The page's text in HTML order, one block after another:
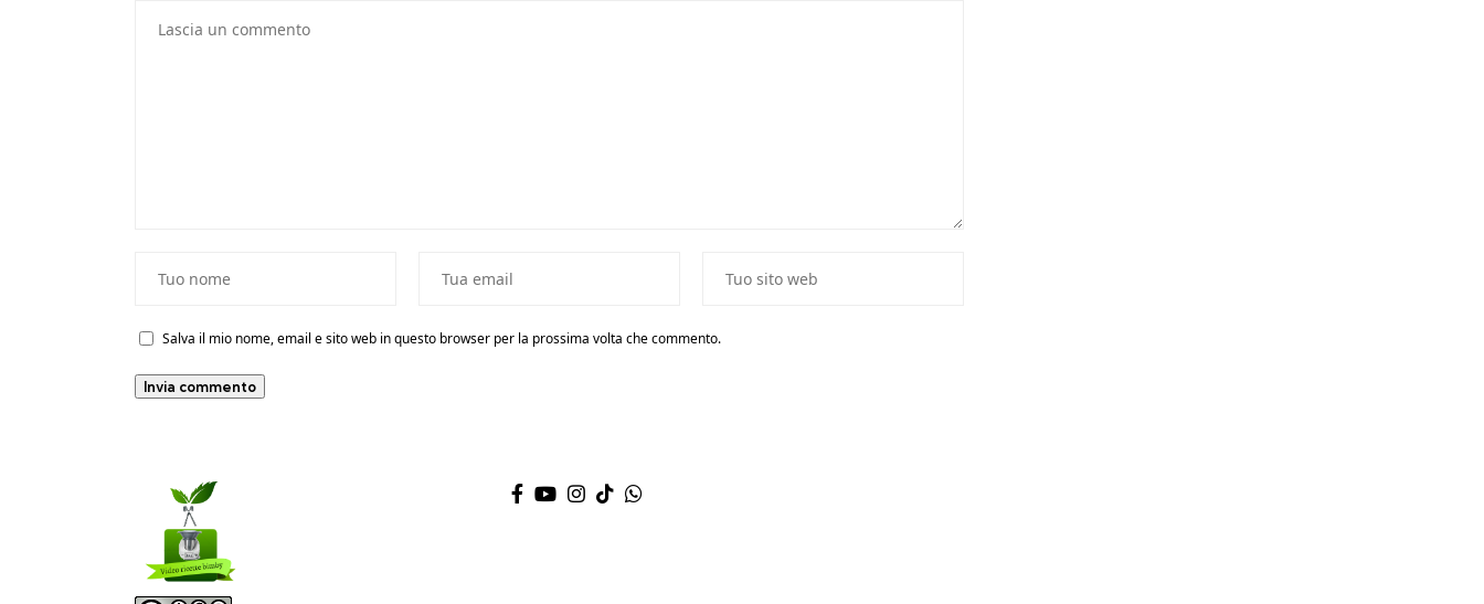
Salva il mio nome, email e sito web in questo browser per la prossima volta che commento.